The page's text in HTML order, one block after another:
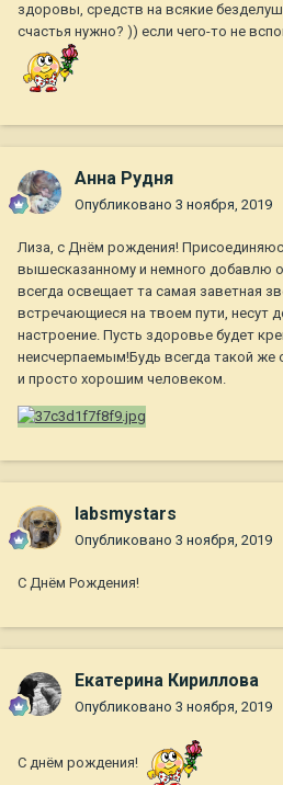
здоровы, средств на всякие
счастья нужно? )) если чего-то не
Анна Рудня
Опубликовано 3 ноября, 2019
Лиза, с Днём рождения!
вышесказанному и немного добавлю
всегда освещает та самая заветная
встречающиеся на твоем пути, несут
настроение. Пусть здоровье будет
неисчерпаемым!Будь всегда такой же
и просто хорошим человеком.
labsmystars
Опубликовано 3 ноября, 2019
С Днём Рождения!
Екатерина Кириллова
Опубликовано 3 ноября, 2019
С днём рождения!